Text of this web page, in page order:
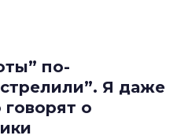
по-
Я даже
о